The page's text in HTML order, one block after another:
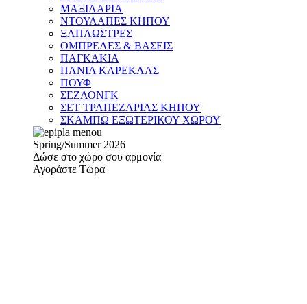
ΜΑΞΙΛΑΡΙΑ
ΝΤΟΥΛΑΠΕΣ ΚΗΠΟΥ
ΞΑΠΛΩΣΤΡΕΣ
ΟΜΠΡΕΛΕΣ & ΒΑΣΕΙΣ
ΠΑΓΚΑΚΙΑ
ΠΑΝΙΑ ΚΑΡΕΚΛΑΣ
ΠΟΥΦ
ΣΕΖΛΟΝΓΚ
ΣΕΤ ΤΡΑΠΕΖΑΡΙΑΣ ΚΗΠΟΥ
ΣΚΑΜΠΩ ΕΞΩΤΕΡΙΚΟΥ ΧΩΡΟΥ
Spring/Summer 2026
Δώσε στο χώρο σου αρμονία
Αγοράστε Τώρα